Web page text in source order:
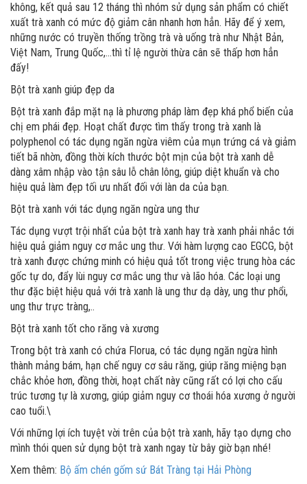
không, kết quả sau 12 tháng thì nhóm sử dụng sản phẩm có chiết
xuất trà xanh có mức độ giảm cân nhanh hơn hẳn. Hãy để ý xem,
những nước có truyền thống trồng trà và uống trà như Nhật Bản,
Việt Nam, Trung Quốc,...thì tỉ lệ người thừa cân sẽ thấp hơn hẳn
đấy!
Bột trà xanh giúp đẹp da
Bột trà xanh đắp mặt nạ là phương pháp làm đẹp khá phổ biến của
chị em phái đẹp. Hoạt chất được tìm thấy trong trà xanh là
polyphenol có tác dụng ngăn ngừa viêm của mụn trứng cá và giảm
tiết bã nhờn, đồng thời kích thước bột mịn của bột trà xanh dễ
dàng xâm nhập vào tận sâu lỗ chân lông, giúp diệt khuẩn và cho
hiệu quả làm đẹp tối ưu nhất đối với làn da của bạn.
Bột trà xanh với tác dụng ngăn ngừa ung thư
Tác dụng vượt trội nhất của bột trà xanh hay trà xanh phải nhắc tới
hiệu quả giảm nguy cơ mắc ung thư. Với hàm lượng cao EGCG, bột
trà xanh được chứng minh có hiệu quả tốt trong việc trung hòa các
gốc tự do, đẩy lùi nguy cơ mắc ung thư và lão hóa. Các loại ung
thư đặc biệt hiệu quả với trà xanh là ung thư dạ dày, ung thư phổi,
ung thư trực tràng,..
Bột trà xanh tốt cho răng và xương
Trong bột trà xanh có chứa Florua, có tác dụng ngăn ngừa hình
thành mảng bám, hạn chế nguy cơ sâu răng, giúp răng miệng bạn
chắc khỏe hơn, đồng thời, hoạt chất này cũng rất có lợi cho cấu
trúc tương tự là xương, giúp giảm nguy cơ thoái hóa xương ở người
cao tuổi.\
Với những lợi ích tuyệt vời trên của bột trà xanh, hãy tạo dựng cho
mình thói quen sử dụng bột trà xanh ngay từ bây giờ bạn nhé!
Xem thêm: Bộ ấm chén gốm sứ Bát Tràng tại Hải Phòng